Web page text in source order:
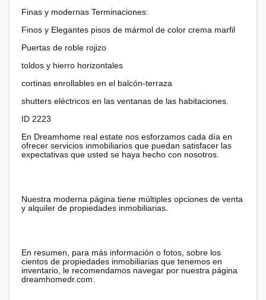
Finas y modernas Terminaciones:
Finos y Elegantes pisos de mármol de color crema marfil
Puertas de roble rojizo
toldos y hierro horizontales
cortinas enrollables en el balcón-terraza
shutters eléctricos en las ventanas de las habitaciones.
ID 2223
En Dreamhome real estate nos esforzamos cada día en
ofrecer servicios inmobiliarios que puedan satisfacer las
expectativas que usted se haya hecho con nosotros.
Nuestra moderna página tiene múltiples opciones de venta
y alquiler de propiedades inmobiliarias.
En resumen, para más información o fotos, sobre los
cientos de propiedades inmobiliarias que tenemos en
inventario, le recomendamos navegar por nuestra página
dreamhomedr.com.